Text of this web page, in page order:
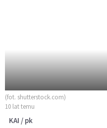
(fot. shutterstock.com)
10 lat temu
KAI / pk